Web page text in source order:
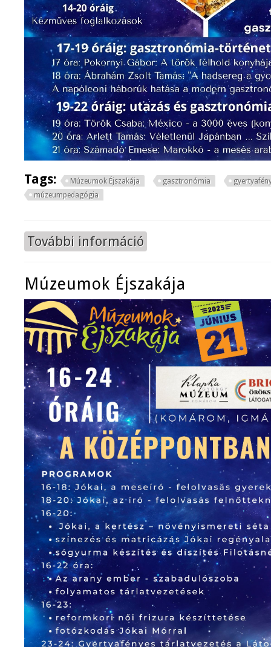
Tags: Múzeumok Éjszakája gasztronómia
múzeumpedagógia
További információ
Múzeumok Éjszakája